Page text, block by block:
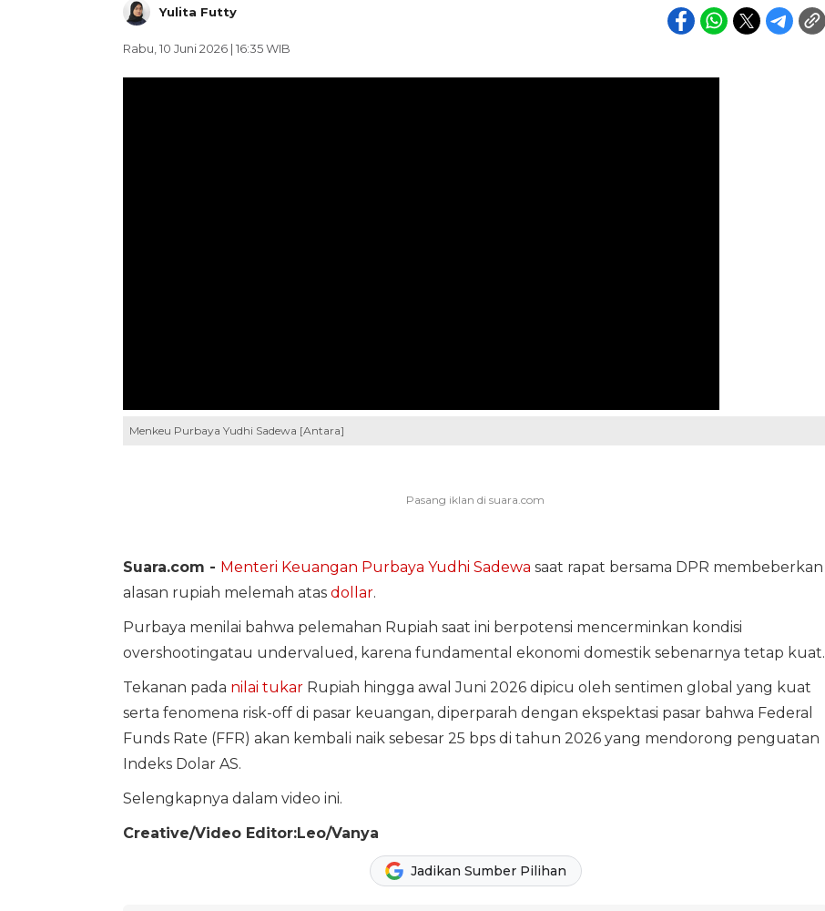
Yulita Futty
Rabu, 10 Juni 2026 | 16:35 WIB
Menkeu Purbaya Yudhi Sadewa [Antara]
Suara.com - Menteri Keuangan Purbaya Yudhi Sadewa saat rapat bersama DPR membeberkan
alasan rupiah melemah atas dollar.
Purbaya menilai bahwa pelemahan Rupiah saat ini berpotensi mencerminkan kondisi
overshootingatau undervalued, karena fundamental ekonomi domestik sebenarnya tetap kuat.
Tekanan pada nilai tukarRupiah hingga awal Juni 2026 dipicu oleh sentimen global yang kuat
serta fenomena risk-off di pasar keuangan, diperparah dengan ekspektasi pasar bahwa Federal
Funds Rate (FFR) akan kembali naik sebesar 25 bps di tahun 2026 yang mendorong penguatan
Indeks Dolar AS.
Selengkapnya dalam video ini.
Creative/Video Editor:Leo/Vanya
Jadikan Sumber Pilihan